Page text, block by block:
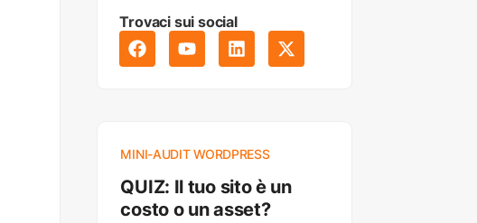
Trovaci sui social
MINI-AUDIT WORDPRESS
QUIZ: Il tuo sito è un
costo o un asset?